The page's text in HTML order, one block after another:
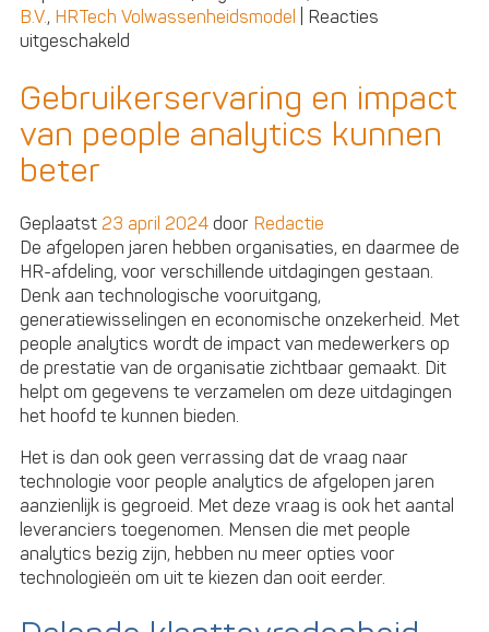
B.V., HRTech Volwassenheidsmodel
Reacties
uitgeschakeld
Ad
hoc/Reactieve
Niveau
Volwassenheidsmodel:
Uitdagingen
en
Kansen
voor
HR
Managers
Gebruikerservaring en impact
van people analytics kunnen
beter
Geplaatst 23 april 2024 door Redactie
De afgelopen jaren hebben organisaties, en daarmee de
HR-afdeling, voor verschillende uitdagingen gestaan.
Denk aan technologische vooruitgang,
generatiewisselingen en economische onzekerheid. Met
people analytics wordt de impact van medewerkers op
de prestatie van de organisatie zichtbaar gemaakt. Dit
helpt om gegevens te verzamelen om deze uitdagingen
het hoofd te kunnen bieden.
Het is dan ook geen verrassing dat de vraag naar
technologie voor people analytics de afgelopen jaren
aanzienlijk is gegroeid. Met deze vraag is ook het aantal
leveranciers toegenomen. Mensen die met people
analytics bezig zijn, hebben nu meer opties voor
technologieën om uit te kiezen dan ooit eerder.